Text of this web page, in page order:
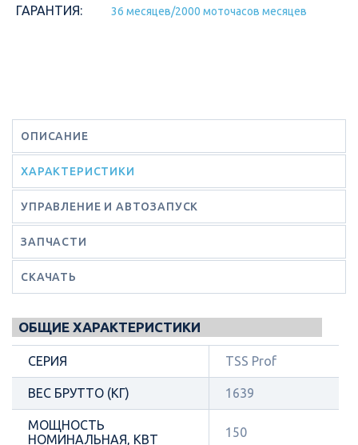
ГАРАНТИЯ: 36 месяцев/2000 моточасов месяцев
ОПИСАНИЕ
ХАРАКТЕРИСТИКИ
УПРАВЛЕНИЕ И АВТОЗАПУСК
ЗАПЧАСТИ
СКАЧАТЬ
ОБЩИЕ ХАРАКТЕРИСТИКИ
СЕРИЯ TSS Prof
ВЕС БРУТТО (КГ) 1639
МОЩНОСТЬ
НОМИНАЛЬНАЯ, КВТ
150